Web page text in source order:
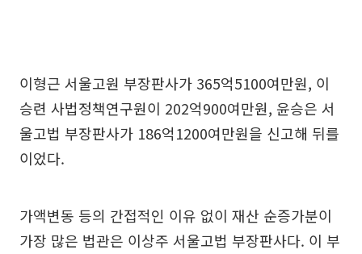
이형근 서울고원 부장판사가 365억5100여만원, 이
승련 사법정책연구원이 202억900여만원, 윤승은 서
울고법 부장판사가 186억1200여만원을 신고해 뒤를
이었다.
가액변동 등의 간접적인 이유 없이 재산 순증가분이
가장 많은 법관은 이상주 서울고법 부장판사다. 이 부